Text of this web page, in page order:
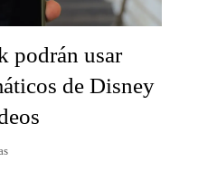
podrán usar
de Disney